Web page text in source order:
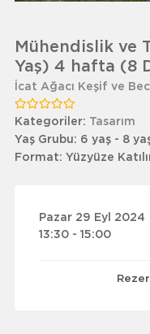
Mühendislik ve
Yaş) 4 hafta (8
İcat Ağacı Keşif ve
Kategoriler: Tasarım
Yaş Grubu: 6 yaş - 8
Format: Yüzyüze
Pazar 29 Eyl 2024
13:30 - 15:00